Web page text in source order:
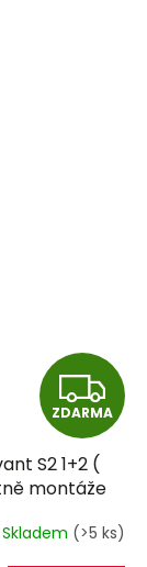
Z
D
A
R
ZDARMA
S2 1+2 (
montáže
Skladem (>5 ks)